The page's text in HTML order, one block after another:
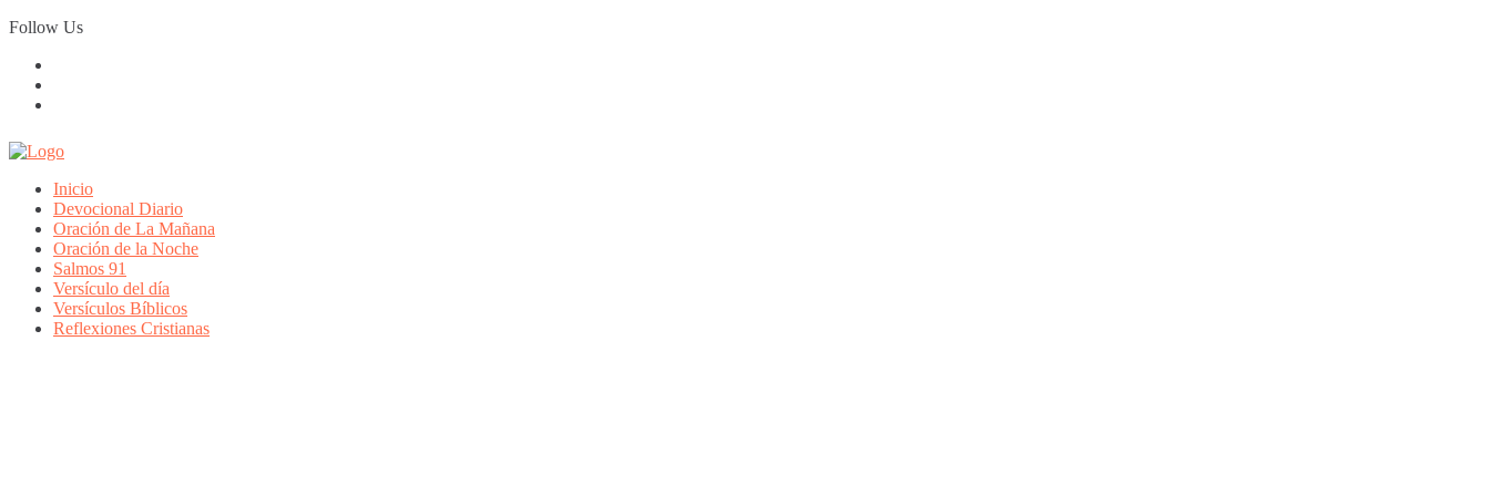
Skip
to
Follow Us
Inicio
Devocional Diario
Oración de La Mañana
Oración de la Noche
Salmos 91
Versículo del día
Versículos Bíblicos
Reflexiones Cristianas